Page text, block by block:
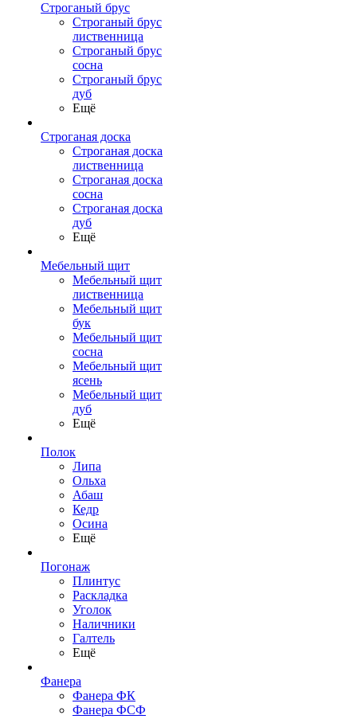
Строганый брус
Строганый брус
лиственница
Строганый брус
сосна
Строганый брус
дуб
Ещё
Строганая доска
Строганая доска
лиственница
Строганая доска
сосна
Строганая доска
дуб
Ещё
Мебельный щит
Мебельный щит
лиственница
Мебельный щит
бук
Мебельный щит
сосна
Мебельный щит
ясень
Мебельный щит
дуб
Ещё
Полок
Липа
Ольха
Абаш
Кедр
Осина
Ещё
Погонаж
Плинтус
Раскладка
Уголок
Наличники
Галтель
Ещё
Фанера
Фанера ФК
Фанера ФСФ